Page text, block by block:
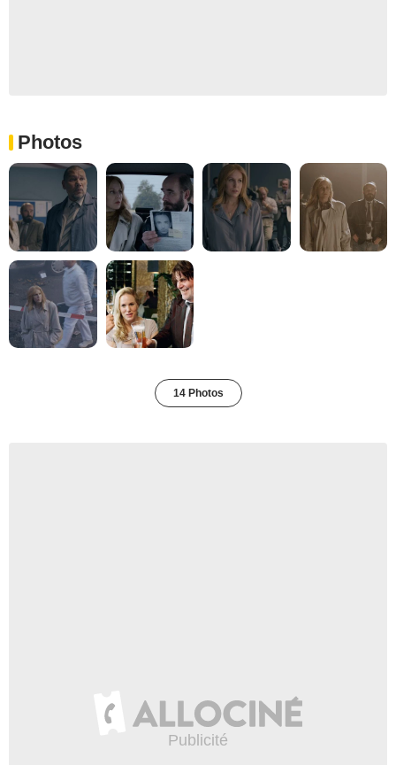
Photos
14 Photos